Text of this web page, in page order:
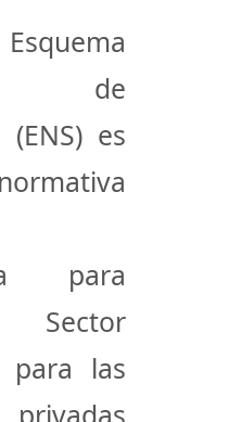
Esquema
de
es
para
para las